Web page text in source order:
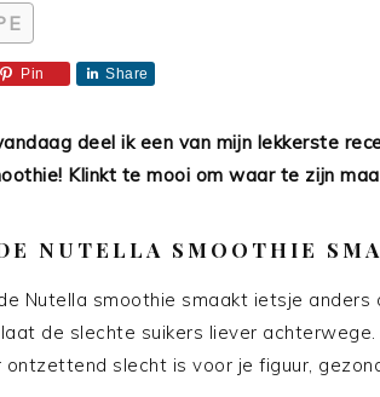
Pin Share
deel ik een van mijn lekkerste
Klinkt te mooi om waar te zijn
NUTELLA SMOOTHIE
Nutella smoothie smaakt ietsje anders
de slechte suikers liever
ontzettend slecht is voor je figuur,